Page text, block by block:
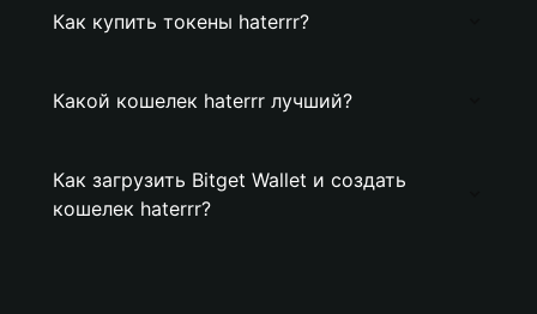
Как купить токены haterrr?
Какой кошелек haterrr лучший?
Как загрузить Bitget Wallet и создать
кошелек haterrr?